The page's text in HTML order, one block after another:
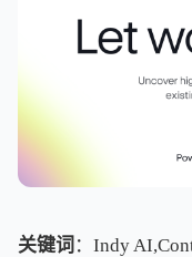
关键词 ：Indy